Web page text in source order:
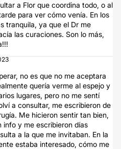
a Flor que coordina todo, o al
para ver cómo venía. En los
tranquila, ya que el Dr me
las curaciones. Son lo más,
no es que no me aceptara
quería verme al espejo y
lugares, pero no me sentí
a consultar, me escribieron de
Me hicieron sentir tan bien,
info y me escribieron días
a la que me invitaban. En la
estaba interesado, cómo me